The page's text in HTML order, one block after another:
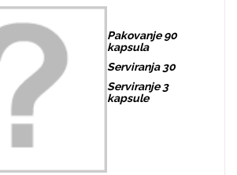
Pakovanje 90
kapsula
Serviranja 30
Serviranje 3
kapsule